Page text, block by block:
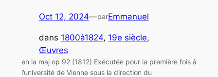
Oct 12, 2024—parEmmanuel
dans 1800à1824, 19e siècle
Œuvres
en la maj op 92 (1812) Exécutée pour la première fois à
l’université de Vienne sous la direction du